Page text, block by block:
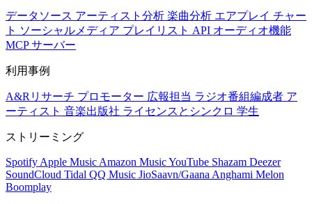
データソース アーティスト分析 楽曲分析 エアプレイ チャー
ト ソーシャルメディア プレイリスト API オーディオ機能
MCP サーバー
利用事例
A&Rリサーチ プロモーター 広報担当 ラジオ番組編成者 ア
ーティスト 音楽出版社 ライセンスとシンクロ 学生
ストリーミング
Spotify Apple Music Amazon MusicYouTube Shazam Deezer
SoundCloud Tidal QQ Music JioSaavn/Gaana Anghami Melon
Boomplay